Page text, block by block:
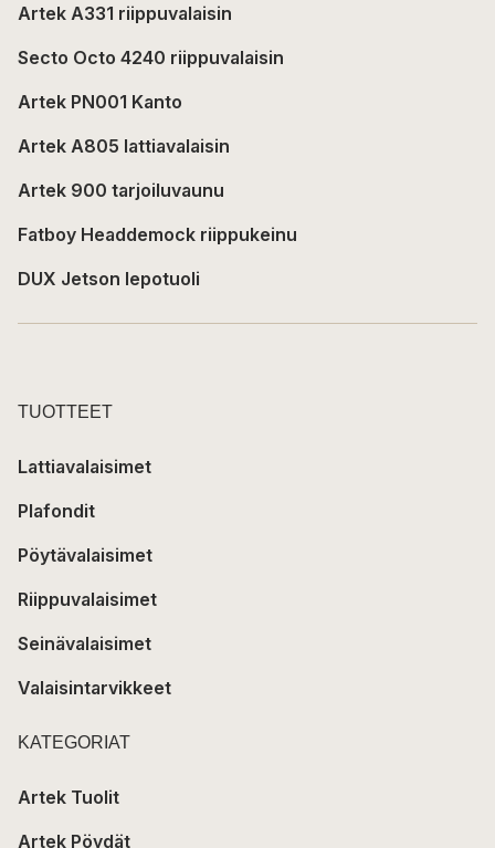
Artek A331 riippuvalaisin
Secto Octo 4240 riippuvalaisin
Artek PN001 Kanto
Artek A805 lattiavalaisin
Artek 900 tarjoiluvaunu
Fatboy Headdemock riippukeinu
DUX Jetson lepotuoli
TUOTTEET
Lattiavalaisimet
Plafondit
Pöytävalaisimet
Riippuvalaisimet
Seinävalaisimet
Valaisintarvikkeet
KATEGORIAT
Artek Tuolit
Artek Pöydät